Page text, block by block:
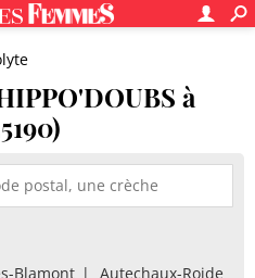
à
Blamont
Autechaux-Roide